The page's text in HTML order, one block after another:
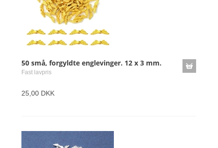
50 små, forgyldte englevinger. 12 x 3 mm.
Fast lavpris
25,00 DKK